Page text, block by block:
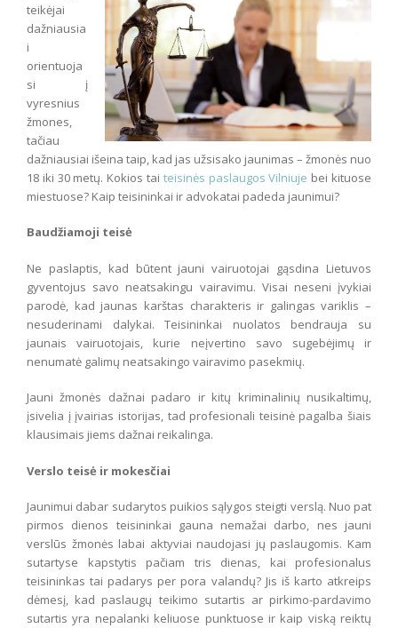
teikėjai
dažniausia
i
orientuoja
si į
vyresnius
žmones,
tačiau
dažniausiai išeina taip, kad jas užsisako jaunimas – žmonės nuo
18 iki 30 metų. Kokios tai teisinės paslaugos Vilniuje bei kituose
miestuose? Kaip teisininkai ir advokatai padeda jaunimui?
Baudžiamoji teisė
Ne paslaptis, kad būtent jauni vairuotojai gąsdina Lietuvos
gyventojus savo neatsakingu vairavimu. Visai neseni įvykiai
parodė, kad jaunas karštas charakteris ir galingas variklis –
nesuderinami dalykai. Teisininkai nuolatos bendrauja su
jaunais vairuotojais, kurie neįvertino savo sugebėjimų ir
nenumatė galimų neatsakingo vairavimo pasekmių.
Jauni žmonės dažnai padaro ir kitų kriminalinių nusikaltimų,
įsivelia į įvairias istorijas, tad profesionali teisinė pagalba šiais
klausimais jiems dažnai reikalinga.
Verslo teisė ir mokesčiai
Jaunimui dabar sudarytos puikios sąlygos steigti verslą. Nuo pat
pirmos dienos teisininkai gauna nemažai darbo, nes jauni
verslūs žmonės labai aktyviai naudojasi jų paslaugomis. Kam
sutartyse kapstytis pačiam tris dienas, kai profesionalus
teisininkas tai padarys per pora valandų? Jis iš karto atkreips
dėmesį, kad paslaugų teikimo sutartis ar pirkimo-pardavimo
sutartis yra nepalanki keliuose punktuose ir kaip viską reiktų